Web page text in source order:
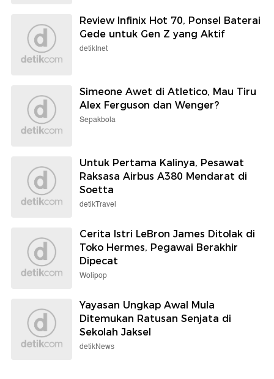
Review Infinix Hot 70, Ponsel Baterai
Gede untuk Gen Z yang Aktif
detikInet
Simeone Awet di Atletico, Mau Tiru
Alex Ferguson dan Wenger?
Sepakbola
Untuk Pertama Kalinya, Pesawat
Raksasa Airbus A380 Mendarat di
Soetta
detikTravel
Cerita Istri LeBron James Ditolak di
Toko Hermes, Pegawai Berakhir
Dipecat
Wolipop
Yayasan Ungkap Awal Mula
Ditemukan Ratusan Senjata di
Sekolah Jaksel
detikNews